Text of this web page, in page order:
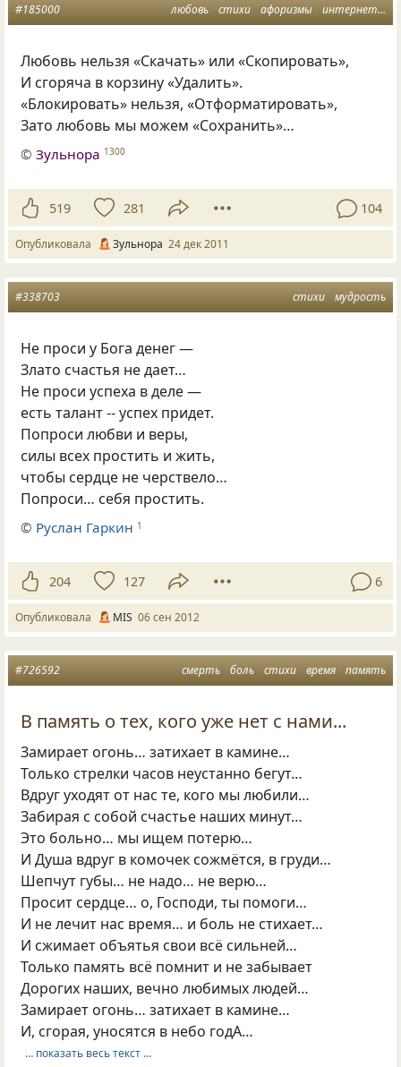
любовь стихи афоризмы интернет
#185000
Любовь нельзя «Скачать» или «Скопировать»,
И сгоряча в корзину «Удалить».
«Блокировать» нельзя, «Отформатировать»,
Зато любовь мы можем «Сохранить»…
©Зульнора 1300
519 281 104
Опубликовала Зульнора 24 дек 2011
стихи мудрость
#338703
Не проси у Бога денег —
Злато счастья не дает…
Не проси успеха в деле —
есть талант -- успех придет.
Попроси любви и веры,
силы всех простить и жить,
чтобы сердце не черствело…
Попроси… себя простить.
© Руслан Гаркин 1
204 127 6
Опубликовала MIS 06 сен 2012
смерть боль стихи время память
#726592
В память о тех, кого уже нет с нами...
Замирает огонь… затихает в камине…
Только стрелки часов неустанно бегут…
Вдруг уходят от нас те, кого мы любили…
Забирая с собой счастье наших минут…
Это больно… мы ищем потерю…
И Душа вдруг в комочек сожмётся, в груди…
Шепчут губы… не надо… не верю…
Просит сердце… о, Господи, ты помоги…
И не лечит нас время… и боль не стихает…
И сжимает объятья свои всё сильней…
Только память всё помнит и не забывает
Дорогих наших, вечно любимых людей…
Замирает огонь… затихает в камине…
И, сгорая, уносятся в небо годА…
… показать весь текст …